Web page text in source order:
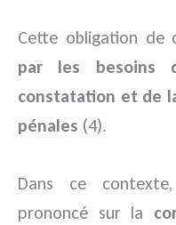
Cette obligation de
par les besoins
constatation et de
pénales (4).
Dans ce
prononcé sur la